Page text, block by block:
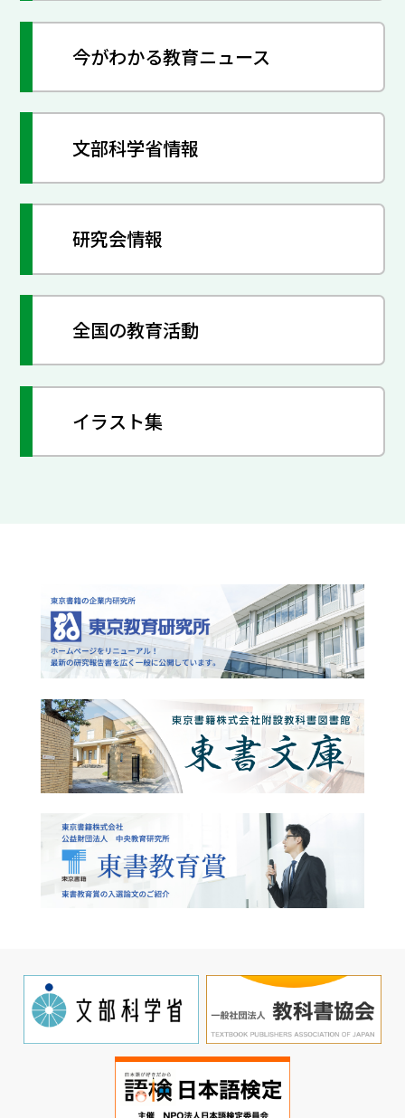
今がわかる教育ニュース
文部科学省情報
研究会情報
全国の教育活動
イラスト集